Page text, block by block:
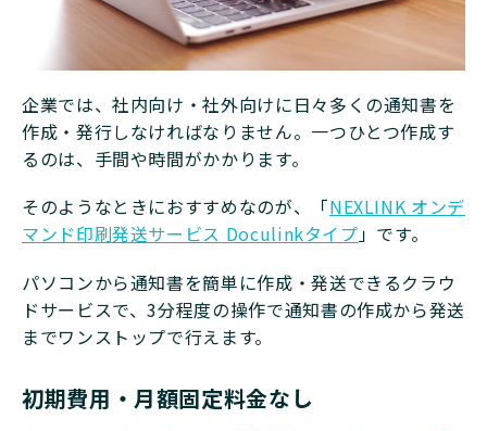
企業では、社内向け・社外向けに日々多くの通知書を
作成・発行しなければなりません。一つひとつ作成す
るのは、手間や時間がかかります。
そのようなときにおすすめなのが、「NEXLINK オンデ
マンド印刷発送サービス Doculinkタイプ」です。
パソコンから通知書を簡単に作成・発送できるクラウ
ドサービスで、3分程度の操作で通知書の作成から発送
までワンストップで行えます。
初期費用・月額固定料金なし